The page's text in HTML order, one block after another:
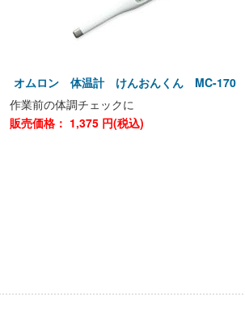
オムロン 体温計 けんおんくん MC-170
作業前の体調チェックに
販売価格： 1,375 円(税込)